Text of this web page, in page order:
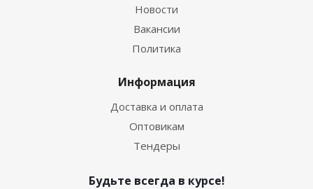
Новости
Вакансии
Политика
Информация
Доставка и оплата
Оптовикам
Тендеры
Будьте всегда в курсе!